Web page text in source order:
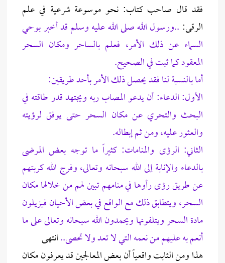
فقد قال صاحب كتاب: نحو موسوعة شرعية في علم
الرقى: ..ورسول الله صلى الله عليه وسلم قد أخبر بوحي
السماء عن ذلك الأمر، فعلم بالساحر ومكان السحر
المعقود كما ثبت في الصحيح.
أما بالنسبة لنا فقد يحصل ذلك الأمر بأحد طريقين:
الأول: الدعاء: أن يدعو المصاب ربه ويجتهد قدر طاقته في
البحث والتحري عن مكان السحر حتى يوفق لرؤيته
والعثور عليه، ومن ثم إبطاله.
الثاني: الرؤى والمنامات: كثيراً ما توجه بعض المرضى
بالدعاء والإنابة إلى الله سبحانه وتعالى، وفرج الله كربتهم
عن طريق رؤى رأوها في منامهم تبين لهم من خلالها مكان
السحر، ويتطابق ذلك مع الواقع في بعض الأحيان فيزيلون
مادة السحر ويتلفونها ويحمدون الله سبحانه وتعالى على ما
أنعم به عليهم من نعمه التي لا تعد ولا تحصى..انتهى
هذا ومن الثابت واقعياً أن بعض المعالجين قد يعرفون مكان